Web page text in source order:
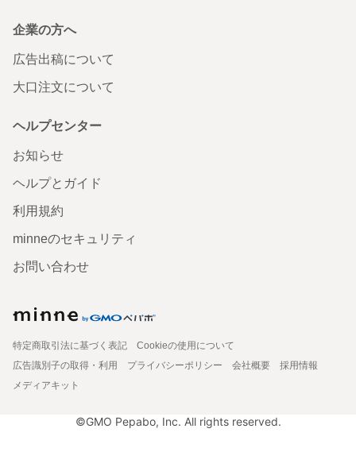
企業の方へ
広告出稿について
大口注文について
ヘルプセンター
お知らせ
ヘルプとガイド
利用規約
minneのセキュリティ
お問い合わせ
特定商取引法に基づく表記
Cookieの使用について
広告識別子の取得・利用
プライバシーポリシー 会社概要
採用情報
メディアキット
©GMO Pepabo, Inc. All rights reserved.